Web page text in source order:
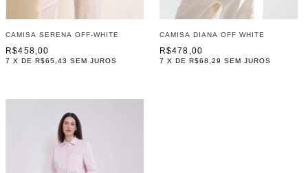
CAMISA SERENA OFF-WHITE
R$458,00
7 X DER$65,43 SEM JUROS
CAMISA DIANA OFF WHITE
R$478,00
7 X DE R$68,29 SEM JUROS